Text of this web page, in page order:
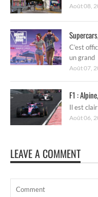
Août 08,
C’est
un grand
Août 07,
F1 :
Il est
Août 06,
LEAVE A COMMENT